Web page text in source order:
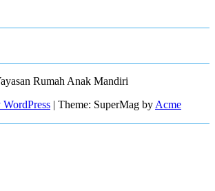
Rumah Anak Mandiri
| Theme: SuperMag by Acme